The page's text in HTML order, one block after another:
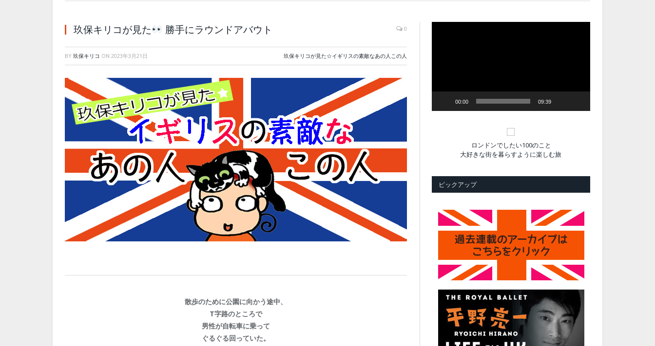
玖保キリコが見た 勝手にラウンドアバウト 0
BY 玖保キリコ ON 2023年3月21日 玖保キリコが見た☆イギリスの素敵なあの人この人
散歩のために公園に向かう途中、
T字路のところで
男性が自転車に乗って
ぐるぐる回っていた。
00:00 09:39
ロンドンでしたい100のこと
大好きな街を暮らすように楽しむ旅
ピックアップ